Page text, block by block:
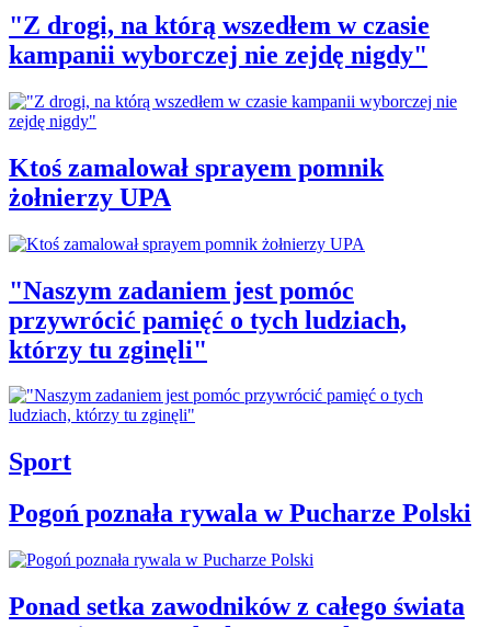
"Z drogi, na którą wszedłem w czasie
kampanii wyborczej nie zejdę nigdy"
Ktoś zamalował sprayem pomnik
żołnierzy UPA
"Naszym zadaniem jest pomóc
przywrócić pamięć o tych ludziach,
którzy tu zginęli"
Sport
Pogoń poznała rywala w Pucharze Polski
Ponad setka zawodników z całego świata